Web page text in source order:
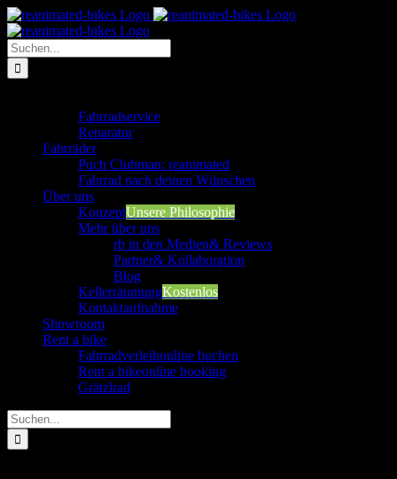
Zum
Inhalt
springen
Suche
nach:
Fahrradservice
Reparatur
Fahrräder
Puch Clubman: reanimated
Fahrrad nach deinen Wünschen
Über uns
KonzeptUnsere Philosophie
Mehr über uns
rb in den Medien& Reviews
Partner& Kollaboration
Blog
KellerräumungKostenlos
Kontaktaufnahme
Showroom
Rent a bike
Fahrradverleihonline buchen
Rent a bikeonline booking
Grätzlrad
Suche
nach: